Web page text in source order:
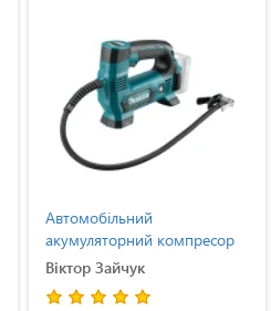
Автомобільний
акумуляторний компресор
Makita MP100DZ (MP100DZ)
без АКБ
Віктор Зайчук